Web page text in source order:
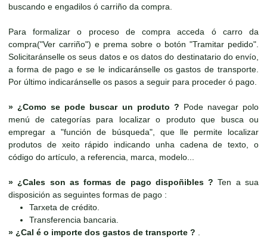
buscando e engadilos ó carriño da compra.
Para formalizar o proceso de compra acceda ó carro da
compra("Ver carriño") e prema sobre o botón "Tramitar pedido".
Solicitaránselle os seus datos e os datos do destinatario do envío,
a forma de pago e se le indicaránselle os gastos de transporte.
Por último indicaránselle os pasos a seguir para proceder ó pago.
» ¿Como se pode buscar un produto ? Pode navegar polo
menú de categorías para localizar o produto que busca ou
empregar a "función de búsqueda", que lle permite localizar
produtos de xeito rápido indicando unha cadena de texto, o
código do artículo, a referencia, marca, modelo...
» ¿Cales son as formas de pago dispoñibles ? Ten a sua
disposición as seguintes formas de pago :
Tarxeta de crédito.
Transferencia bancaria.
» ¿Cal é o importe dos gastos de transporte ? .